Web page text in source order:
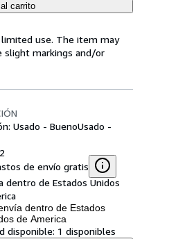
carrito
limited use. The item may
slight markings and/or
Usado - BuenoUsado -
de envío gratis
dentro de Estados Unidos
dentro de Estados
de America
disponible: 1 disponibles